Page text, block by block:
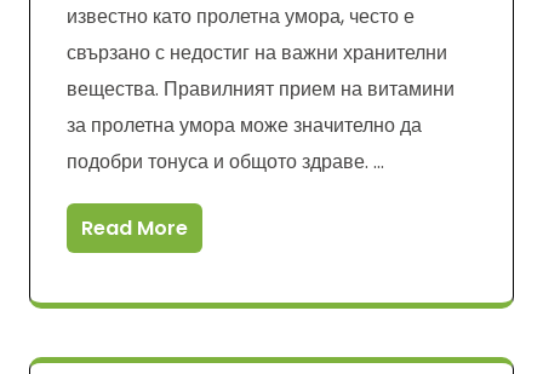
известно като пролетна умора, често е
свързано с недостиг на важни хранителни
вещества. Правилният прием на витамини
за пролетна умора може значително да
подобри тонуса и общото здраве. …
Read More